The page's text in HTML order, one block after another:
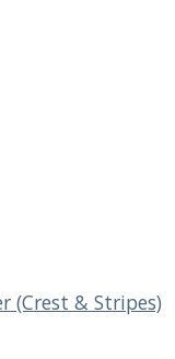
(Crest & Stripes)